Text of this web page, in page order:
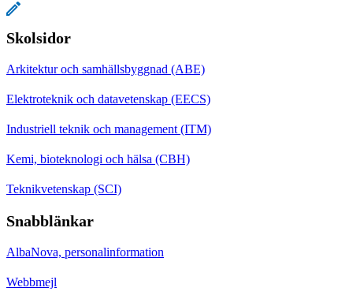
Skolsidor
Arkitektur och samhällsbyggnad (ABE)
Elektroteknik och datavetenskap (EECS)
Industriell teknik och management (ITM)
Kemi, bioteknologi och hälsa (CBH)
Teknikvetenskap (SCI)
Snabblänkar
AlbaNova, personalinformation
Webbmejl